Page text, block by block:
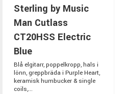
Sterling by Music
Man Cutlass
CT20HSS Electric
Blue
Blå elgitarr, poppelkropp, hals i
lönn, greppbräda i Purple Heart,
keramisk humbucker & single
coils,...